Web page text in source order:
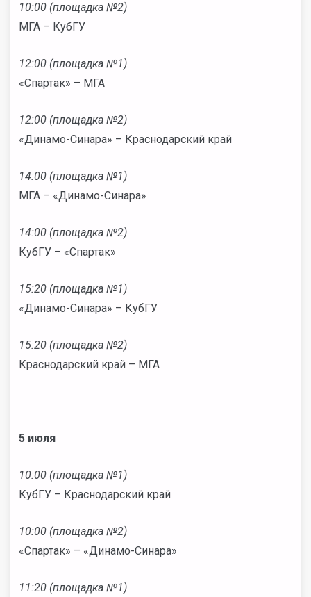
10:00 (площадка №2)
МГА – КубГУ
12:00 (площадка №1)
«Спартак» – МГА
12:00 (площадка №2)
«Динамо-Синара» – Краснодарский край
14:00 (площадка №1)
МГА – «Динамо-Синара»
14:00 (площадка №2)
КубГУ – «Спартак»
15:20 (площадка №1)
«Динамо-Синара» – КубГУ
15:20 (площадка №2)
Краснодарский край – МГА
5 июля
10:00 (площадка №1)
КубГУ – Краснодарский край
10:00 (площадка №2)
«Спартак» – «Динамо-Синара»
11:20 (площадка №1)